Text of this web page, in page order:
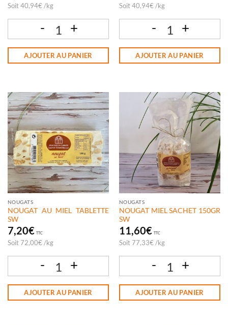
Soit 40,94€ /kg
AJOUTER AU PANIER
Soit 40,94€ /kg
AJOUTER AU PANIER
NOUGATS
NOUGAT AU MIEL TABLETTE
SW
7,20€ TTC
Soit 72,00€ /kg
AJOUTER AU PANIER
NOUGATS
NOUGAT MIEL SACHET 150GR
SW
11,60€ TTC
Soit 77,33€ /kg
AJOUTER AU PANIER